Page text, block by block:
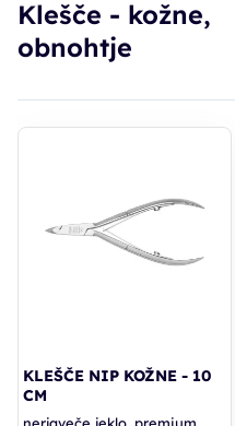
Klešče - kožne,
obnohtje
KLEŠČE NIP KOŽNE - 10
CM